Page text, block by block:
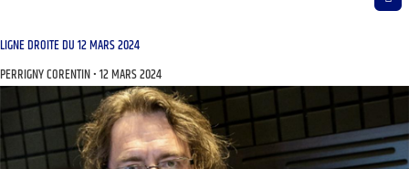
LIGNE DROITE DU 12 MARS 2024
PERRIGNY CORENTIN 12 MARS 2024